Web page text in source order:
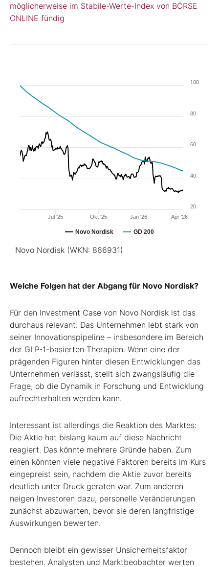
möglicherweise im Stabile-Werte-Index von BÖRSE
ONLINE fündig
Novo Nordisk GD 200
Jul '25 Jan '26
Okt '25 Apr '26
20
40
60
80
100
Novo Nordisk (WKN: 866931)
Welche Folgen hat der Abgang für Novo Nordisk?
Für den Investment Case von Novo Nordisk ist das
durchaus relevant. Das Unternehmen lebt stark von
seiner Innovationspipeline – insbesondere im Bereich
der GLP-1-basierten Therapien. Wenn eine der
prägenden Figuren hinter diesen Entwicklungen das
Unternehmen verlässt, stellt sich zwangsläufig die
Frage, ob die Dynamik in Forschung und Entwicklung
aufrechterhalten werden kann.
Interessant ist allerdings die Reaktion des Marktes:
Die Aktie hat bislang kaum auf diese Nachricht
reagiert. Das könnte mehrere Gründe haben. Zum
einen könnten viele negative Faktoren bereits im Kurs
eingepreist sein, nachdem die Aktie zuvor bereits
deutlich unter Druck geraten war. Zum anderen
neigen Investoren dazu, personelle Veränderungen
zunächst abzuwarten, bevor sie deren langfristige
Auswirkungen bewerten.
Dennoch bleibt ein gewisser Unsicherheitsfaktor
bestehen. Analysten und Marktbeobachter werten